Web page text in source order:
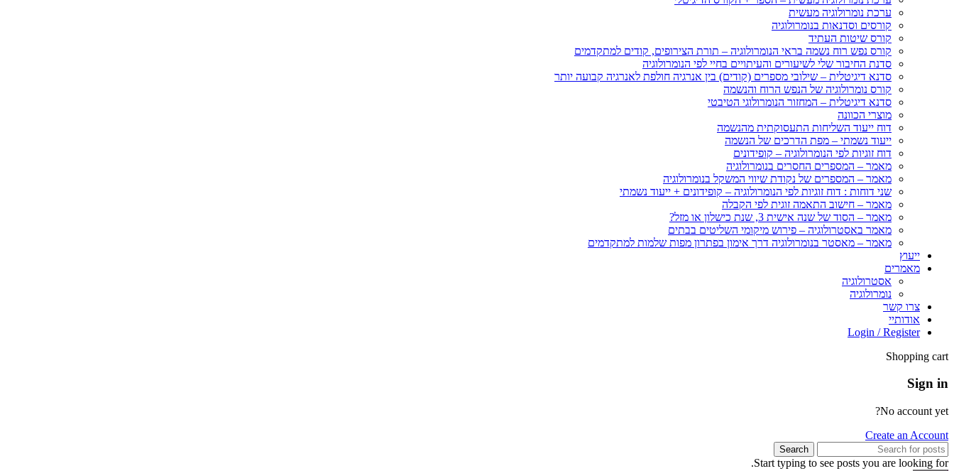
ערכת נומרולוגיה מעשית
קורסים וסדנאות בנומרולוגיה
קורס שיטות העתיד
קורס נפש רוח נשמה בראי הנומרולוגיה – תורת הצירופים, קודים למתקדמים
סדנת החיבור שלי לשיעורים והעיתויים בחיי לפי הנומרולוגיה
סדנא דיגיטלית – שילובי מספרים (קודים) בין אנרגיה חולפת לאנרגיה קבועה יותר
קורס נומרולוגיה של הנפש הרוח והנשמה
סדנא דיגיטלית – המחזור הנומרולוגי הטיבטי
מוצרי הכוונה
דוח ייעוד השליחות התעסוקתית מהנשמה
ייעוד נשמתי – מפת הדרכים של הנשמה
דוח זוגיות לפי הנומרולוגיה – קופידונים
מאמר – המספרים החסרים בנומרולוגיה
מאמר – המספרים של נקודת שיווי המשקל בנומרולוגיה
שני דוחות : דוח זוגיות לפי הנומרולוגיה – קופידונים + ייעוד נשמתי
מאמר – חישוב התאמה זוגית לפי הקבלה
מאמר – הסוד של שנה אישית 3, שנת כישלון או מזל?
מאמר באסטרולוגיה – פירוש מיקומי השליטים בבתים
מאמר – מאסטר בנומרולוגיה דרך אימון בפתרון מפות שלמות למתקדמים
ייעוץ
מאמרים
אסטרולוגיה
נומרולוגיה
צרו קשר
אודותיי
Login / Register
Shopping cart
Sign in
No account yet?
Create an Account
Search
Start typing to see posts you are looking for.